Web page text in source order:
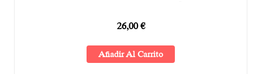
26,00€
Añadir Al Carrito